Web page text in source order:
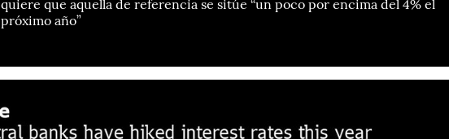
próximo año”